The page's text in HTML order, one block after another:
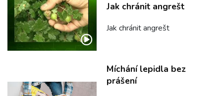
Jak chránit angrešt
Jak chránit angrešt
Míchání lepidla bez
prášení